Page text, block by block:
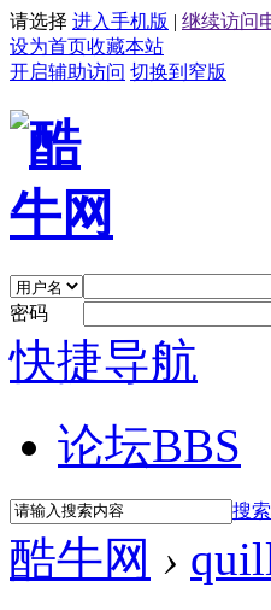
请选择 进入手机版 | 继续访问
设为首页收藏本站
开启辅助访问 切换到窄版
密码
快捷导航
论坛BBS
搜索
酷牛网 ›